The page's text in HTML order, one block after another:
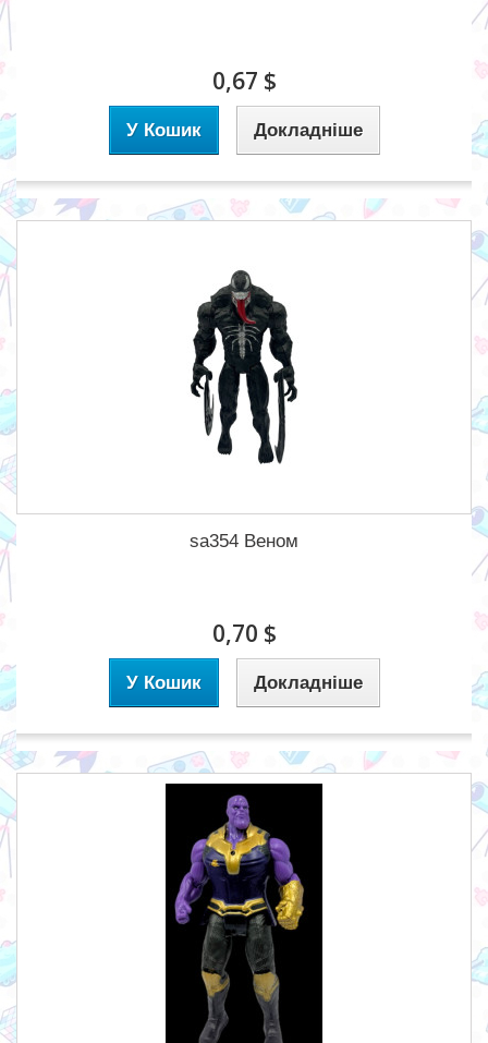
0,67 $
У Кошик Докладніше
sa354 Веном
0,70 $
У Кошик Докладніше